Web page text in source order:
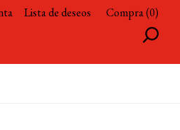
Lista de deseos Compra (0)